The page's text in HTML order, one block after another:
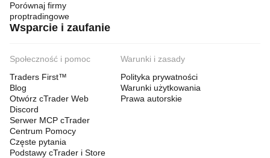
Porównaj firmy
proptradingowe
Wsparcie i zaufanie
Społeczność i pomoc
Traders First™
Blog
Otwórz cTrader Web
Discord
Serwer MCP cTrader
Centrum Pomocy
Częste pytania
Podstawy cTrader i Store
Warunki i zasady
Polityka prywatności
Warunki użytkowania
Prawa autorskie